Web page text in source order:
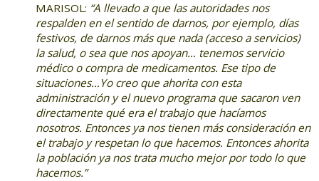
MARISOL: “A llevado a que las autoridades nos
respalden en el sentido de darnos, por ejemplo, días
festivos, de darnos más que nada (acceso a servicios)
la salud, o sea que nos apoyan… tenemos servicio
médico o compra de medicamentos. Ese tipo de
situaciones…Yo creo que ahorita con esta
administración y el nuevo programa que sacaron ven
directamente qué era el trabajo que hacíamos
nosotros. Entonces ya nos tienen más consideración en
el trabajo y respetan lo que hacemos. Entonces ahorita
la población ya nos trata mucho mejor por todo lo que
hacemos.”